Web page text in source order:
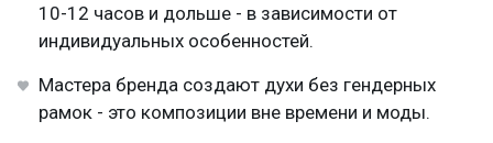
10-12 часов и дольше - в зависимости от
индивидуальных особенностей.
Мастера бренда создают духи без гендерных
рамок - это композиции вне времени и моды.